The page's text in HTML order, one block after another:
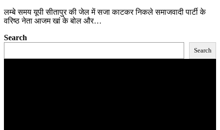
लम्बे समय यूपी सीतापुर की जेल में सजा काटकर निकले समाजवादी पार्टी के
वरिष्ठ नेता आजम खां के बोल और…
Search
Search